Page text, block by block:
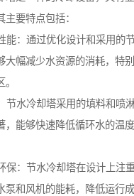
主要特点包括：
能：通过优化设计和采用的
大幅减少水资源的消耗，特
节水冷却塔采用的填料和喷
，能够快速降低循环水的温
保：节水冷却塔在设计上注
泵和风机的能耗，降低运行